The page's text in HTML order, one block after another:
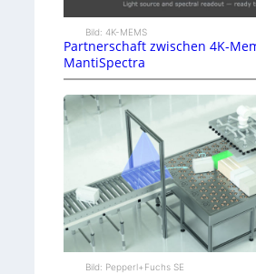
Bild: 4K-MEMS
Partnerschaft zwischen 4K-
MantiSpectra
Bild: Pepperl+Fuchs SE